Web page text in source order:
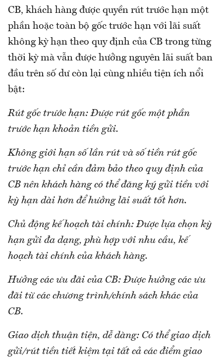
CB, khách hàng được quyền rút trước hạn một
phần hoặc toàn bộ gốc trước hạn với lãi suất
không kỳ hạn theo quy định của CB trong từng
thời kỳ mà vẫn được hưởng nguyên lãi suất ban
đầu trên số dư còn lại cùng nhiều tiện ích nổi
bật:
Rút gốc trước hạn: Được rút gốc một phần
trước hạn khoản tiền gửi.
Không giới hạn số lần rút và số tiền rút gốc
trước hạn chỉ cần đảm bảo theo quy định của
CB nên khách hàng có thể đăng ký gửi tiền với
kỳ hạn dài hơn để hưởng lãi suất tốt hơn.
Chủ động kế hoạch tài chính: Được lựa chọn kỳ
hạn gửi đa dạng, phù hợp với nhu cầu, kế
hoạch tài chính của khách hàng.
Hưởng các ưu đãi của CB: Được hưởng các ưu
đãi từ các chương trình/chính sách khác của
CB.
Giao dịch thuận tiện, dễ dàng: Có thể giao dịch
gửi/rút tiền tiết kiệm tại tất cả các điểm giao